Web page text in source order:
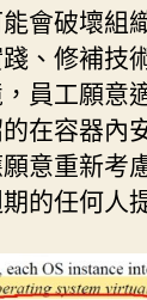
會破壞組
、修補技
員工願意
在容器內
意重新考
的任何人